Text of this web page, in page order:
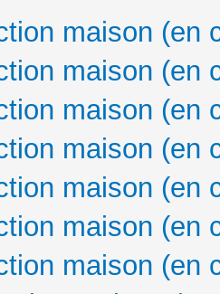
maison (en
maison (en
maison (en
maison (en
maison (en
maison (en
maison (en